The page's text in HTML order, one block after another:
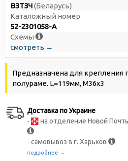
ВЗТЗЧ(Беларусь)
Каталожный номер
52-2301058-А
Схемы
смотреть →
Предназначена для крепления
полураме. L=119мм, М36х3
Доставка по Украине
-
на отделение Новой
- самовывоз в г. Харьков
подробнее →